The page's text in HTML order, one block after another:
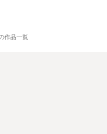
作品一覧